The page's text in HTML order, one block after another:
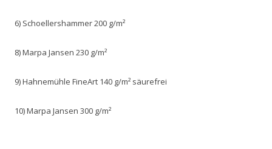
6) Schoellershammer 200 g/m²
8) Marpa Jansen 230 g/m²
9) Hahnemühle FineArt 140 g/m² säurefrei
10) Marpa Jansen 300 g/m²